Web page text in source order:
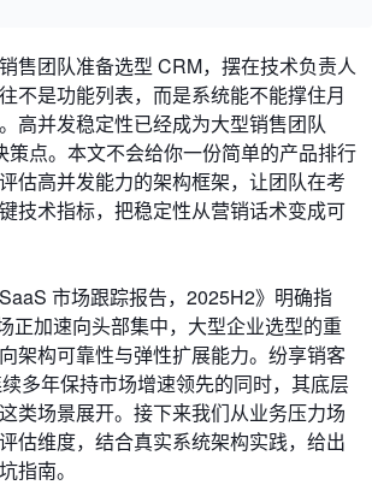
售团队准备选型 CRM，摆在技术负责人
不是功能列表，而是系统能不能撑住月
高并发稳定性已经成为大型销售团队
策点。本文不会给你一份简单的产品排行
估高并发能力的架构框架，让团队在考
技术指标，把稳定性从营销话术变成可
市场跟踪报告，2025H2》明确指
正加速向头部集中，大型企业选型的重
架构可靠性与弹性扩展能力。纷享销客
多年保持市场增速领先的同时，其底层
类场景展开。接下来我们从业务压力场
估维度，结合真实系统架构实践，给出
指南。